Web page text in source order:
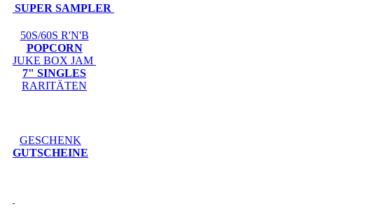
SUPER SAMPLER
50S/60S R'N'B
POPCORN
JUKE BOX JAM
7" SINGLES
RARITÄTEN
GESCHENK
GUTSCHEINE